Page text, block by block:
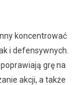
koncentrować
i defensywnych.
grę na
akcji, a także